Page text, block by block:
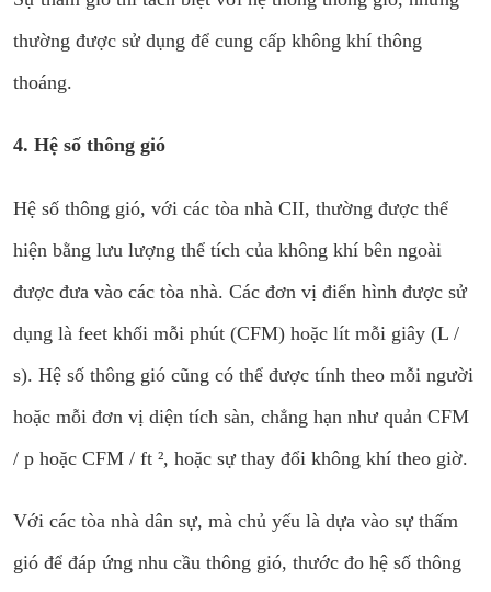
thường được sử dụng để cung cấp không khí thông
thoáng.
4. Hệ số thông gió
Hệ số thông gió, với các tòa nhà CII, thường được thể
hiện bằng lưu lượng thể tích của không khí bên ngoài
được đưa vào các tòa nhà. Các đơn vị điển hình được sử
dụng là feet khối mỗi phút (CFM) hoặc lít mỗi giây (L /
s). Hệ số thông gió cũng có thể được tính theo mỗi người
hoặc mỗi đơn vị diện tích sàn, chẳng hạn như quản CFM
/ p hoặc CFM / ft ², hoặc sự thay đổi không khí theo giờ.
Với các tòa nhà dân sự, mà chủ yếu là dựa vào sự thấm
gió để đáp ứng nhu cầu thông gió, thước đo hệ số thông